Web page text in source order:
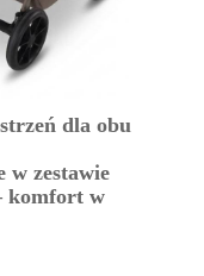
dla obu
w zestawie
komfort w